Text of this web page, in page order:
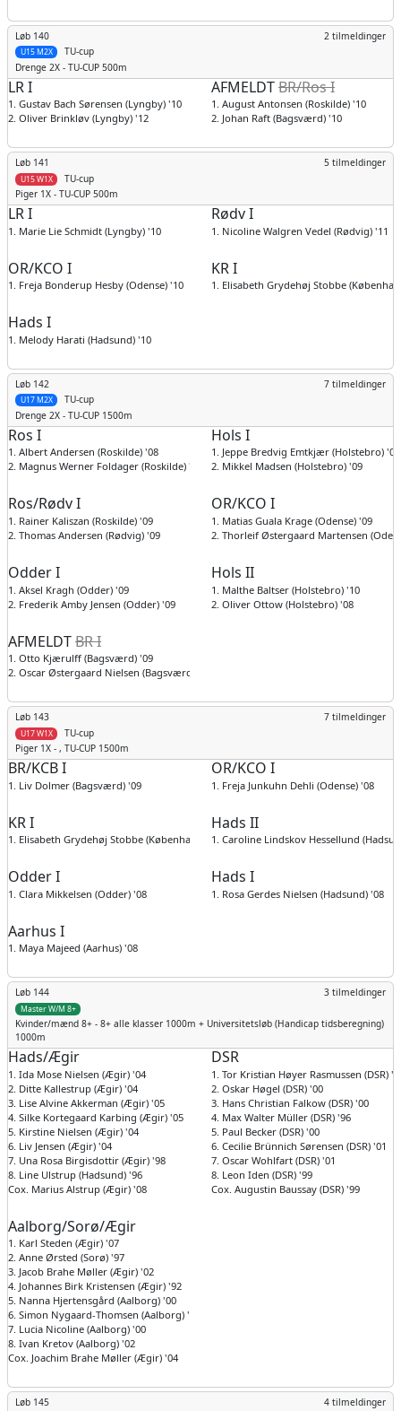
Løb 140
TU-cup
2 tilmeldinger
U15 M2X
Drenge 2X - TU-CUP 500m
LR I
1. Gustav Bach Sørensen (Lyngby) '10
2. Oliver Brinkløv (Lyngby) '12
AFMELDTBR/Ros I
1. August Antonsen (Roskilde) '10
2. Johan Raft (Bagsværd) '10
Løb 141
TU-cup
5 tilmeldinger
U15 W1X
Piger 1X - TU-CUP 500m
LR I
1. Marie Lie Schmidt (Lyngby) '10
Rødv I
1. Nicoline Walgren Vedel (Rødvig) '11
OR/KCO I
1. Freja Bonderup Hesby (Odense) '10
KR I
1. Elisabeth Grydehøj Stobbe
Hads I
1. Melody Harati (Hadsund) '10
Løb 142
TU-cup
7 tilmeldinger
U17 M2X
Drenge 2X - TU-CUP 1500m
Ros I
1. Albert Andersen (Roskilde) '08
2. Magnus Werner Foldager (Roskilde) '08
Hols I
1. Jeppe Bredvig Emtkjær (Holstebro) '09
2. Mikkel Madsen (Holstebro) '09
Ros/Rødv I
1. Rainer Kaliszan (Roskilde) '09
2. Thomas Andersen (Rødvig) '09
OR/KCO I
1. Matias Guala Krage (Odense) '09
2. Thorleif Østergaard Martensen
Odder I
1. Aksel Kragh (Odder) '09
2. Frederik Amby Jensen (Odder) '09
Hols II
1. Malthe Baltser (Holstebro) '10
2. Oliver Ottow (Holstebro) '08
AFMELDTBR I
1. Otto Kjærulff (Bagsværd) '09
2. Oscar Østergaard Nielsen (Bagsværd) '09
Løb 143
TU-cup
7 tilmeldinger
U17 W1X
Piger 1X - , TU-CUP 1500m
BR/KCB I
1. Liv Dolmer (Bagsværd) '09
OR/KCO I
1. Freja Junkuhn Dehli (Odense) '08
KR I
1. Elisabeth Grydehøj Stobbe (København) '10
Hads II
1. Caroline Lindskov Hessellund
Odder I
1. Clara Mikkelsen (Odder) '08
Hads I
1. Rosa Gerdes Nielsen (Hadsund) '08
Aarhus I
1. Maya Majeed (Aarhus) '08
Løb 144 3 tilmeldinger
Master W/M 8+
Kvinder/mænd 8+ - 8+ alle klasser 1000m + Universitetsløb (Handicap tidsberegning)
1000m
Hads/Ægir
1. Ida Mose Nielsen (Ægir) '04
2. Ditte Kallestrup (Ægir) '04
3. Lise Alvine Akkerman (Ægir) '05
4. Silke Kortegaard Karbing (Ægir) '05
5. Kirstine Nielsen (Ægir) '04
6. Liv Jensen (Ægir) '04
7. Una Rosa Birgisdottir (Ægir) '98
8. Line Ulstrup (Hadsund) '96
Cox. Marius Alstrup (Ægir) '08
DSR
1. Tor Kristian Høyer Rasmussen (DSR)
2. Oskar Høgel (DSR) '00
3. Hans Christian Falkow (DSR) '00
4. Max Walter Müller (DSR) '96
5. Paul Becker (DSR) '00
6. Cecilie Brünnich Sørensen (DSR) '01
7. Oscar Wohlfart (DSR) '01
8. Leon Iden (DSR) '99
Cox. Augustin Baussay (DSR) '99
Aalborg/Sorø/Ægir
1. Karl Steden (Ægir) '07
2. Anne Ørsted (Sorø) '97
3. Jacob Brahe Møller (Ægir) '02
4. Johannes Birk Kristensen (Ægir) '92
5. Nanna Hjertensgård (Aalborg) '00
6. Simon Nygaard-Thomsen (Aalborg) '89
7. Lucia Nicoline (Aalborg) '00
8. Ivan Kretov (Aalborg) '02
Cox. Joachim Brahe Møller (Ægir) '04
Løb 145 4 tilmeldinger